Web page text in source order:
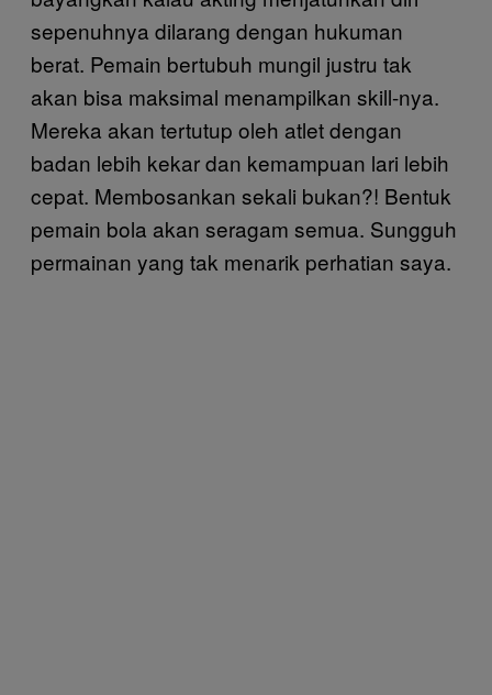
sepenuhnya dilarang dengan hukuman
berat. Pemain bertubuh mungil justru tak
akan bisa maksimal menampilkan skill-nya.
Mereka akan tertutup oleh atlet dengan
badan lebih kekar dan kemampuan lari lebih
cepat. Membosankan sekali bukan?! Bentuk
pemain bola akan seragam semua. Sungguh
permainan yang tak menarik perhatian saya.